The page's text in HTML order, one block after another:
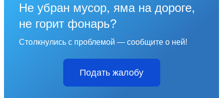
Не убран мусор, яма на дороге,
не горит фонарь?
Столкнулись с проблемой — сообщите о ней!
Подать жалобу